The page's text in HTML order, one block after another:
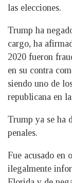
las elecciones.
Trump ha
cargo, ha
2020 fueron
en su contra
siendo uno de
republicana en
Trump ya se ha
penales.
Fue acusado en
ilegalmente